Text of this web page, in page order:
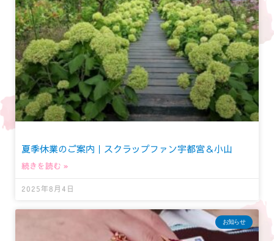
夏季休業のご案内｜スクラップファン宇都宮＆小山
続きを読む »
2025年8月4日
お知らせ